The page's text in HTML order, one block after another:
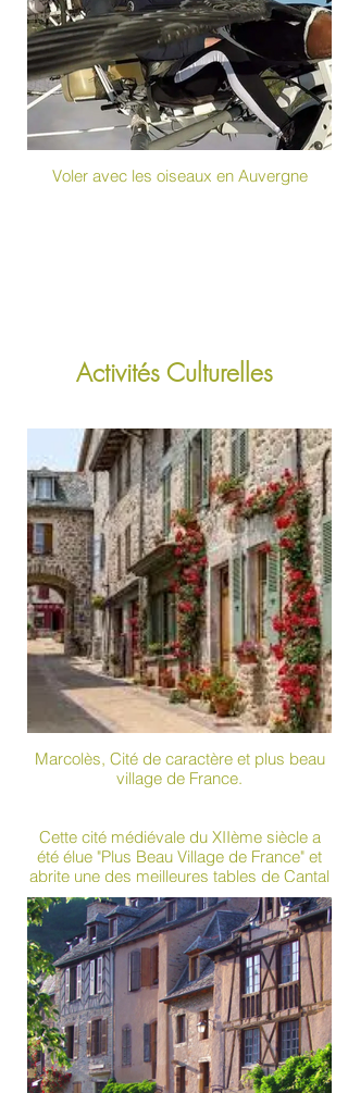
Voler avec les oiseaux en Auvergne
Activités Culturelles
Marcolès, Cité de caractère et plus beau
village de France.
Cette cité médiévale du XIIème siècle a
été élue "Plus Beau Village de France" et
abrite une des meilleures tables de Cantal
- L'Auberge de la Tour. Le chef Renaud
Darmanin a été récompensé d'une étoile
au guide Michelin. Un bistrot est attenant à
cette table gastronomique.